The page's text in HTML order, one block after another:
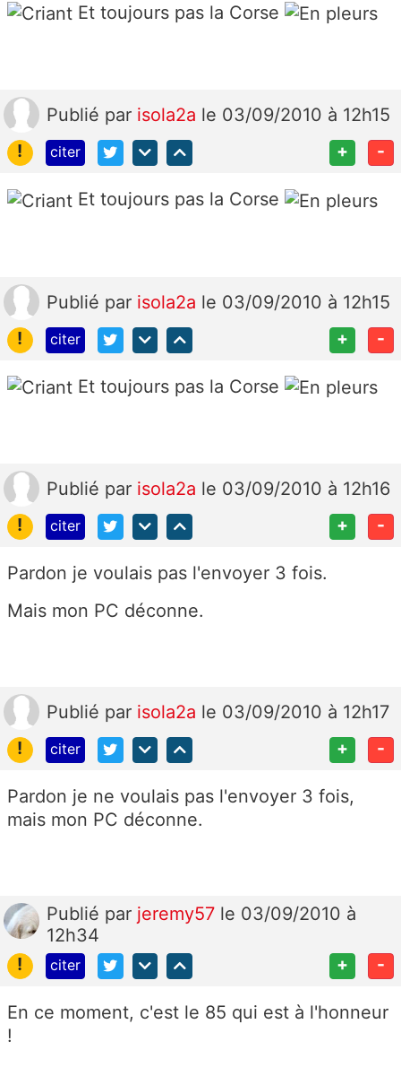
Et toujours pas la Corse
Publié par isola2a le 03/09/2010 à 12h15
!
citer + -
Et toujours pas la Corse
Publié par isola2a le 03/09/2010 à 12h15
!
citer + -
Et toujours pas la Corse
Publié par isola2a le 03/09/2010 à 12h16
!
citer + -
Pardon je voulais pas l'envoyer 3 fois.
Mais mon PC déconne.
Publié par isola2a le 03/09/2010 à 12h17
!
citer + -
Pardon je ne voulais pas l'envoyer 3 fois,
mais mon PC déconne.
Publié par jeremy57 le 03/09/2010 à
12h34
!
citer + -
En ce moment, c'est le 85 qui est à l'honneur
!